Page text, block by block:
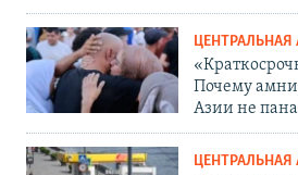
ЦЕНТРАЛЬНАЯ
Почему
Азии не
ЦЕНТРАЛЬНАЯ